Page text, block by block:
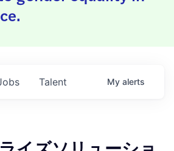
Talent My alerts